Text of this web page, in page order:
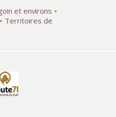
et environs
Territoires de